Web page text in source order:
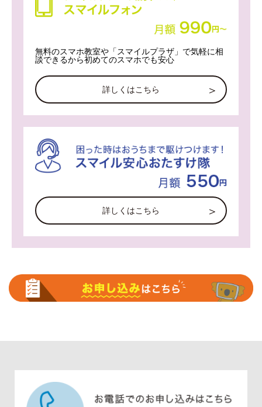
無料のスマホ教室や「スマイルプラザ」で気軽に相
談できるから初めてのスマホでも安心
詳しくはこちら
詳しくはこちら